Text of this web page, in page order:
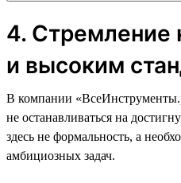
4. Стремление
и высоким
В компании
не останавливаться на
здесь не формальность, а
амбициозных задач.